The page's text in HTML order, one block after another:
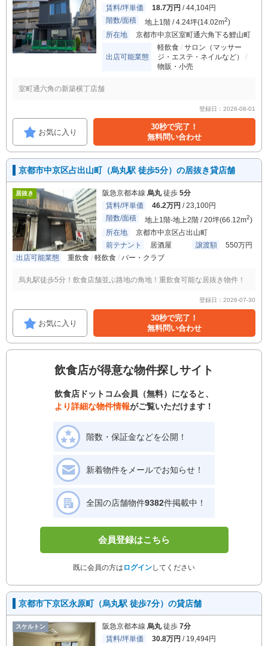
賃料/坪単価
18.7万円 / 44,104円
階数/面積
地上1階 / 4.24坪(14.02m2)
所在地
京都市中京区室町通六角下る鯉山町
出店可能業態
軽飲食
サロン（マッサー
ジ・エステ・ネイルなど）
物販・小売
室町通六角の新築横丁店舗
登録日：2026-08-01
お気に入り
30秒で完了！
無料問い合わせ
京都市中京区占出山町（烏丸駅 徒歩5分）の居抜き貸店舗
居抜き 阪急京都本線 烏丸徒歩 5分
賃料/坪単価
46.2万円 / 23,100円
階数/面積
地上1階-地上2階 / 20坪(66.12m2)
所在地
京都市中京区占出山町
前テナント
居酒屋 譲渡額
550万円
出店可能業態
重飲食 軽飲食 バー・クラブ
烏丸駅徒歩5分！飲食店舗並ぶ路地の角地！重飲食可能な居抜き物件！
登録日：2026-07-30
お気に入り
30秒で完了！
無料問い合わせ
飲食店が得意な物件探しサイト
飲食店ドットコム会員（無料）になると、
より詳細な物件情報がご覧いただけます！
階数・保証金などを公開！
新着物件をメールでお知らせ！
全国の店舗物件9382件掲載中！
会員登録はこちら
既に会員の方は ログインしてください
京都市下京区永原町（烏丸駅 徒歩7分）の貸店舗
スケルトン 阪急京都本線 烏丸徒歩 7分
賃料/坪単価
30.8万円 / 19,494円